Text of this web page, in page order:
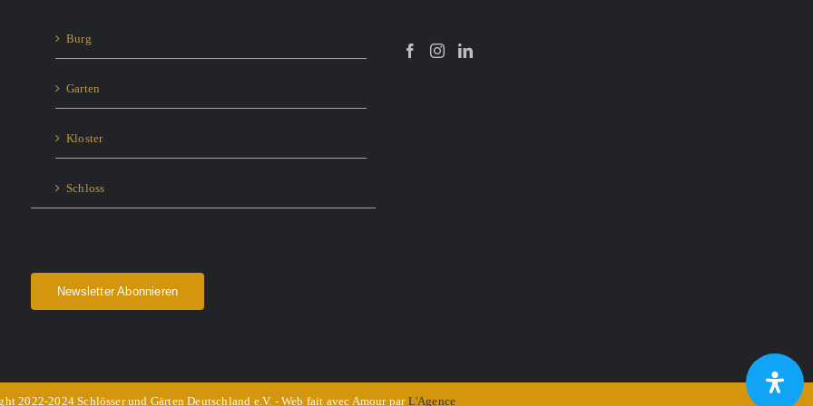
Burg
Garten
Kloster
Schloss
Newsletter Abonnieren
2022-2024 Schlösser und Gärten Deutschland e.V. - Web fait avec Amour par L'Agence